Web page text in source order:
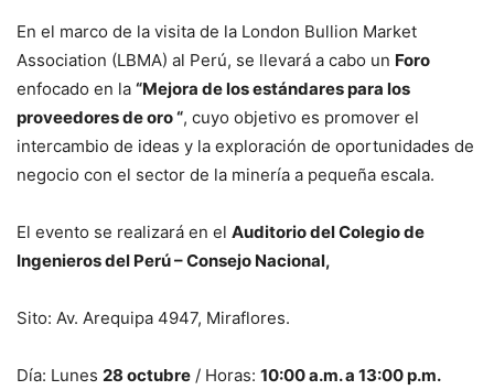
En el marco de la visita de la London Bullion Market
Association (LBMA) al Perú, se llevará a cabo un Foro
enfocado en la “Mejora de los estándares para los
proveedores de oro “, cuyo objetivo es promover el
intercambio de ideas y la exploración de oportunidades de
negocio con el sector de la minería a pequeña escala.
El evento se realizará en el Auditorio del Colegio de
Ingenieros del Perú – Consejo Nacional,
Sito: Av. Arequipa 4947, Miraflores.
Día: Lunes 28 octubre / Horas: 10:00 a.m. a 13:00 p.m.